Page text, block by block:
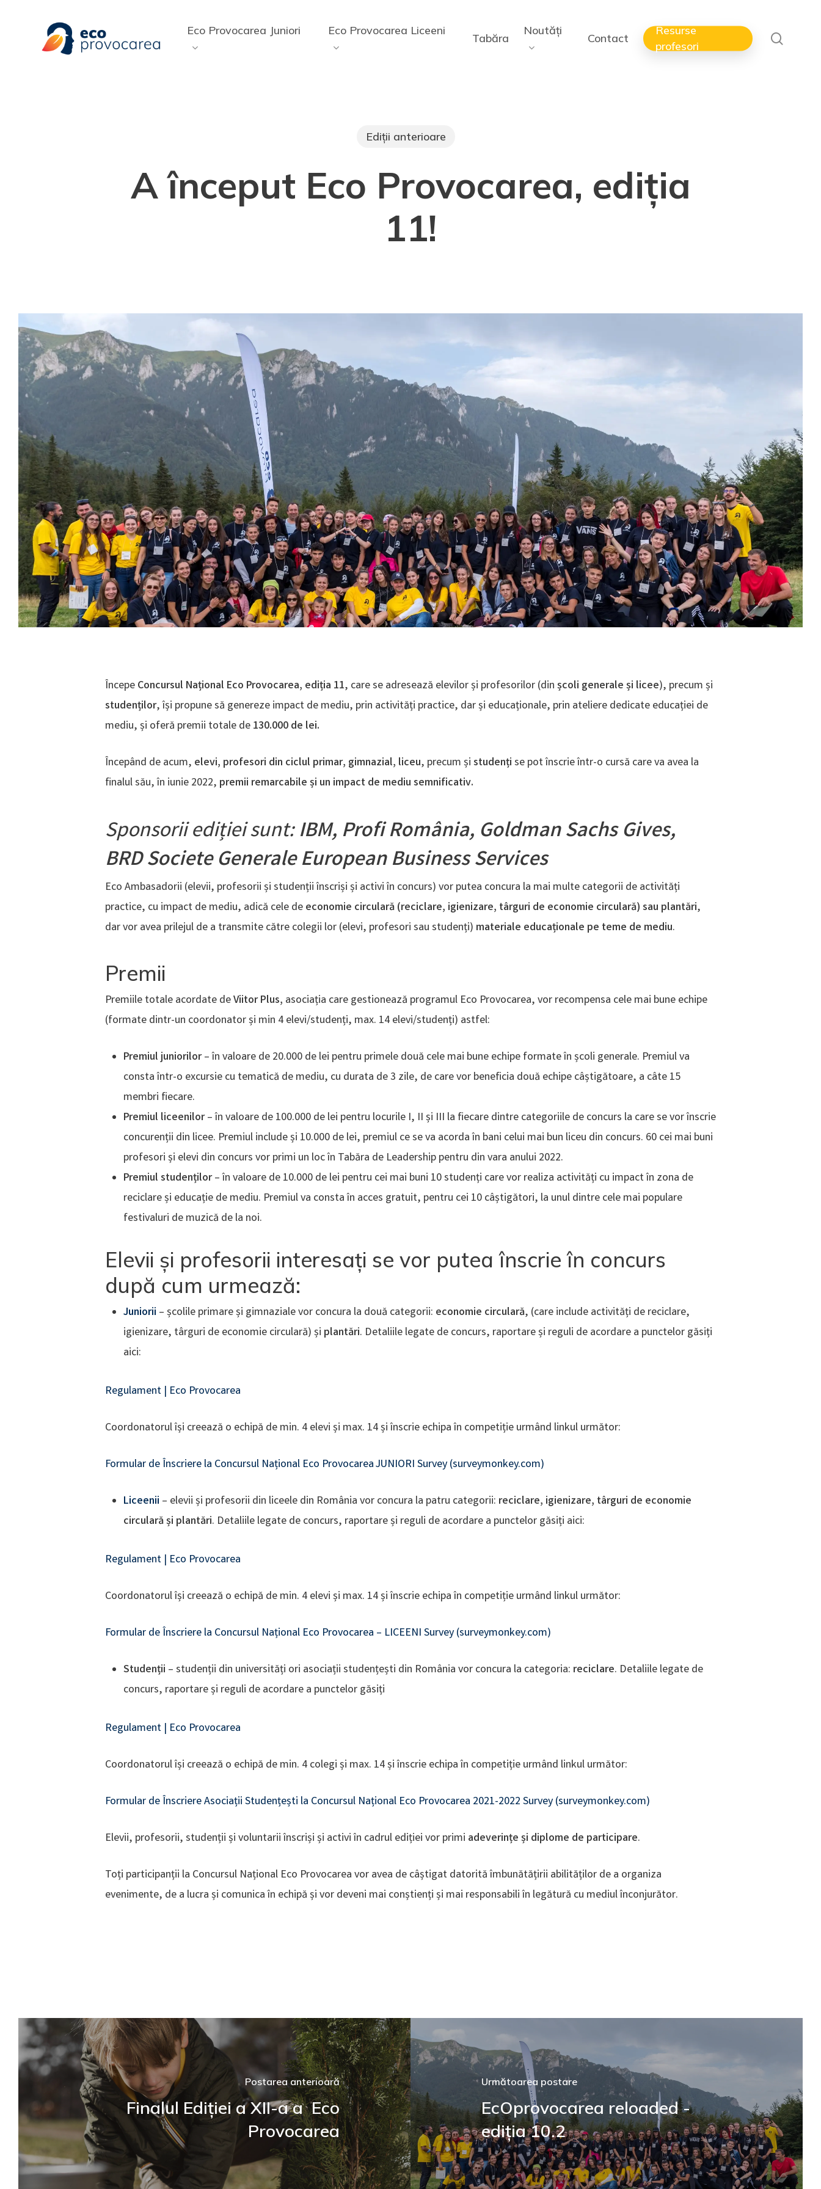
Eco Provocarea Juniori Eco Provocarea Liceeni
Tabăra
Noutăți
Contact
Resurse
profesori
Ediții anterioare
A început Eco Provocarea, ediția
11!
ÎncepeConcursul Național Eco Provocarea, ediția 11, care se adresează elevilor și profesorilor (dinșcoli generale și licee), precum și
studenților, își propune să genereze impact de mediu, prin activități practice, dar și educaționale, prin ateliere dedicate educației de
mediu, și oferă premii totale de130.000 de lei.
Începând de acum, elevi, profesori din ciclul primar, gimnazial, liceu, precum șistudențise pot înscrie într-o cursă care va avea la
finalul său, în iunie 2022, premii remarcabile și un impact de mediu semnificativ.
Sponsorii ediției sunt:IBM, Profi România, Goldman Sachs Gives,
BRD Societe Generale European Business Services
Eco Ambasadorii (elevii, profesorii și studenții înscriși și activi în concurs) vor putea concura la mai multe categorii de activități
practice, cu impact de mediu, adică cele deeconomie circulară (reciclare, igienizare, târguri de economie circulară) sau plantări,
dar vor avea prilejul de a transmite către colegii lor (elevi, profesori sau studenți) materiale educaționale pe teme de mediu.
Premii
Premiile totale acordate deViitor Plus, asociația care gestionează programul Eco Provocarea, vor recompensa cele mai bune echipe
(formate dintr-un coordonator și min 4 elevi/studenți, max. 14 elevi/studenți) astfel:
Premiul juniorilor– în valoare de 20.000 de lei pentru primele două cele mai bune echipe formate în școli generale. Premiul va
consta într-o excursie cu tematică de mediu, cu durata de 3 zile, de care vor beneficia două echipe câștigătoare, a câte 15
membri fiecare.
Premiul liceenilor– în valoare de 100.000 de lei pentru locurile I, II și III la fiecare dintre categoriile de concurs la care se vor înscrie
concurenții din licee. Premiul include și 10.000 de lei, premiul ce se va acorda în bani celui mai bun liceu din concurs. 60 cei mai buni
profesori și elevi din concurs vor primi un loc în Tabăra de Leadership pentru din vara anului 2022.
Premiul studenților– în valoare de 10.000 de lei pentru cei mai buni 10 studenți care vor realiza activități cu impact în zona de
reciclare și educație de mediu. Premiul va consta în acces gratuit, pentru cei 10 câștigători, la unul dintre cele mai populare
festivaluri de muzică de la noi.
Elevii și profesorii interesați se vor putea înscrie în concurs
după cum urmează:
Juniorii – școlile primare și gimnaziale vor concura la două categorii: economie circulară, (care include activități de reciclare,
igienizare, târguri de economie circulară) și plantări. Detaliile legate de concurs, raportare și reguli de acordare a punctelor găsiți
aici:
Regulament | Eco Provocarea
Coordonatorul își creează o echipă de min. 4 elevi și max. 14 și înscrie echipa în competiție urmând linkul următor:
Formular de Înscriere la Concursul Național Eco Provocarea JUNIORI Survey (surveymonkey.com)
Liceenii – elevii și profesorii din liceele din România vor concura la patru categorii: reciclare, igienizare, târguri de economie
circulară și plantări. Detaliile legate de concurs, raportare și reguli de acordare a punctelor găsiți aici:
Regulament | Eco Provocarea
Coordonatorul își creează o echipă de min. 4 elevi și max. 14 și înscrie echipa în competiție urmând linkul următor:
Formular de Înscriere la Concursul Național Eco Provocarea – LICEENI Survey (surveymonkey.com)
Studenții – studenții din universități ori asociații studențești din România vor concura la categoria: reciclare. Detaliile legate de
concurs, raportare și reguli de acordare a punctelor găsiți
Regulament | Eco Provocarea
Coordonatorul își creează o echipă de min. 4 colegi și max. 14 și înscrie echipa în competiție urmând linkul următor:
Formular de Înscriere Asociații Studențești la Concursul Național Eco Provocarea 2021-2022 Survey (surveymonkey.com)
Elevii, profesorii, studenții și voluntarii înscriși și activi în cadrul ediției vor primi adeverințe și diplome de participare.
Toți participanții la Concursul Național Eco Provocarea vor avea de câștigat datorită îmbunătățirii abilităților de a organiza
evenimente, de a lucra și comunica în echipă și vor deveni mai conștienți și mai responsabili în legătură cu mediul înconjurător.
Postarea anterioară
Finalul Ediției a XII-a a Eco
Provocarea
Următoarea postare
EcOprovocarea reloaded -
ediția 10.2